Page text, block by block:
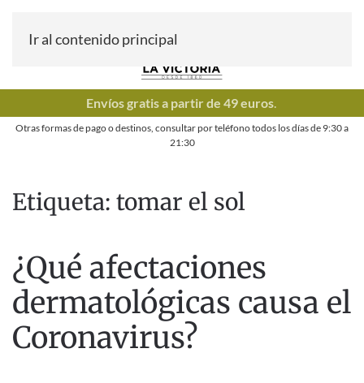
Ir al contenido principal
Envíos gratis a partir de 49 euros.
Otras formas de pago o destinos, consultar por teléfono todos los días de 9:30a
21:30
Etiqueta: tomar el sol
¿Qué afectaciones
dermatológicas causa el
Coronavirus?